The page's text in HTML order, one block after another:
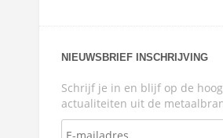
NIEUWSBRIEF INSCHRIJVING
Schrijf je in en blijf op de
actualiteiten uit de